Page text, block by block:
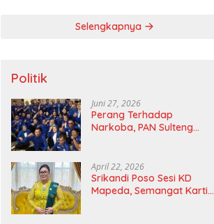
Selengkapnya
Politik
Juni 27, 2026
Perang Terhadap
Narkoba, PAN Sulteng
DPD
April 22, 2026
Srikandi Poso Sesi KD
Mapeda, Semangat Kartini